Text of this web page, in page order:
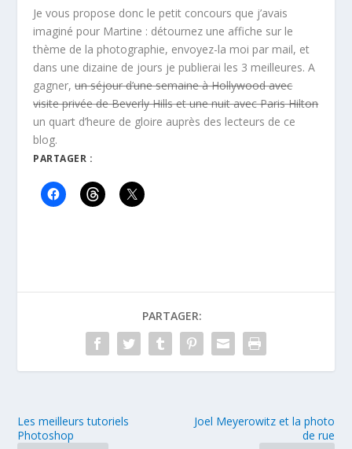
Je vous propose donc le petit concours que j’avais
imaginé pour Martine : détournez une affiche sur le
thème de la photographie, envoyez-la moi par mail, et
dans une dizaine de jours je publierai les 3 meilleures. A
gagner,un séjour d’une semaine à Hollywood avec
visite privée de Beverly Hills et une nuit avec Paris Hilton
un quart d’heure de gloire auprès des lecteurs de ce
blog.
PARTAGER :
PARTAGER:
Les meilleurs tutoriels
Photoshop
Joel Meyerowitz et la photo
de rue